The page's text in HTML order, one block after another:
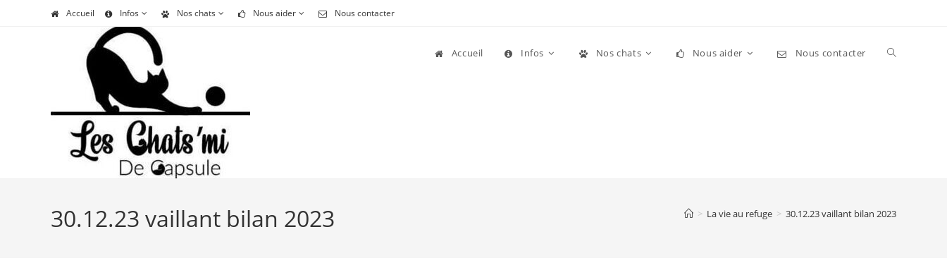
Accueil Infos Nos chats Nous aider Nous contacter
Accueil Infos Nos chats Nous aider Nous contacter Toggle
30.12.23 vaillant bilan 2023 > La vie au refuge > 30.12.23 vaillant bilan 2023